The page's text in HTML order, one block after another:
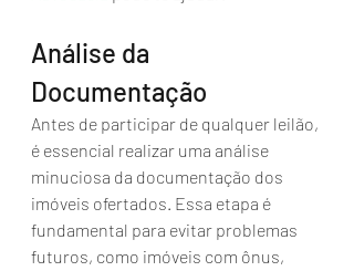
Análise da
Documentação
Antes de participar de qualquer leilão,
é essencial realizar uma análise
minuciosa da documentação dos
imóveis ofertados. Essa etapa é
fundamental para evitar problemas
futuros, como imóveis com ônus,